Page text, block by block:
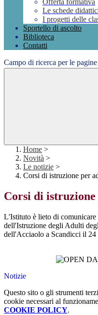
Offerta formativa
Le schede
I progetti delle
Sportello di ascolto
Biblioteca
Contatti
Campo di ricerca per le
Home >
Novità >
Le notizie >
Corsi di istruzione per
Corsi di
L'Istituto è lieto di
dell'Istruzione degli Adulti
dell'Acciaolo a Scandicci il
Notizie
Questo sito o gli strumenti
cookie necessari al
COOKIE POLICY.